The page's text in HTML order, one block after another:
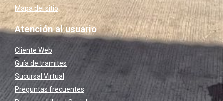
Mapa del sitio
Atención al usuario
Cliente Web
Guía de tramites
Sucursal Virtual
Preguntas frecuentes